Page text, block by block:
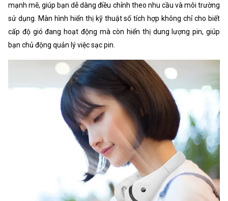
mạnh mẽ, giúp bạn dễ dàng điều chỉnh theo nhu cầu và môi trường
sử dụng. Màn hình hiển thị kỹ thuật số tích hợp không chỉ cho biết
cấp độ gió đang hoạt động mà còn hiển thị dung lượng pin, giúp
bạn chủ động quản lý việc sạc pin.